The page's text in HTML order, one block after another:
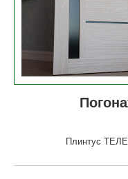
Плинтус